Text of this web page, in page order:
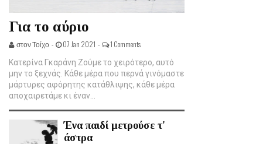
Για το αύριο
στον Τοίχο - 07 Jan 2021 - 1 Comments
Κατερίνα Γκαράνη Ζούμε το χειρότερο, αυτό
μην το ξεχνάς. Κάθε μέρα που περνά γινόμαστε
μάρτυρες αφόρητης κατάθλιψης, κάθε μέρα
αποχαιρετάμε κι έναν...
Ένα παιδί μετρούσε τ'
άστρα